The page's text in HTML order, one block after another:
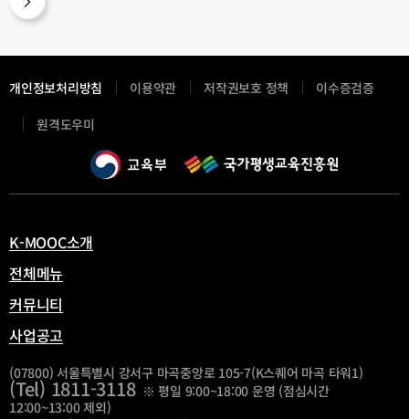
개인정보처리방침 이용약관 저작권보호 정책
이수증검증
원격도우미새
창
열
K-MOOC소개
전체메뉴
커뮤니티
사업공고
(07800) 서울특별시 강서구 마곡중앙로 105-7(K스퀘어 마곡 타워1)
(Tel) 1811-3118※ 평일 9:00~18:00 운영 (점심시간
12:00~13:00 제외)